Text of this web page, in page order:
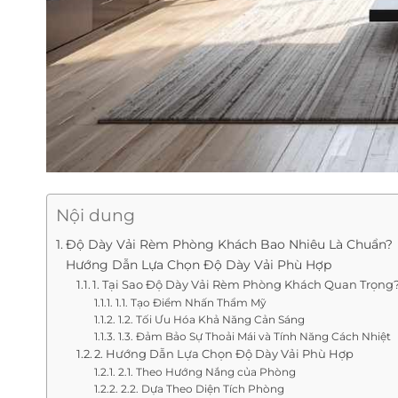
Nội dung
Độ Dày Vải Rèm Phòng Khách Bao Nhiêu Là Chuẩn?
Hướng Dẫn Lựa Chọn Độ Dày Vải Phù Hợp
1. Tại Sao Độ Dày Vải Rèm Phòng Khách Quan
1.1. Tạo Điểm Nhấn Thẩm Mỹ
1.2. Tối Ưu Hóa Khả Năng Cản Sáng
1.3. Đảm Bảo Sự Thoải Mái và Tính Năng Cách Nhiệt
2. Hướng Dẫn Lựa Chọn Độ Dày Vải Phù Hợp
2.1. Theo Hướng Nắng của Phòng
2.2. Dựa Theo Diện Tích Phòng